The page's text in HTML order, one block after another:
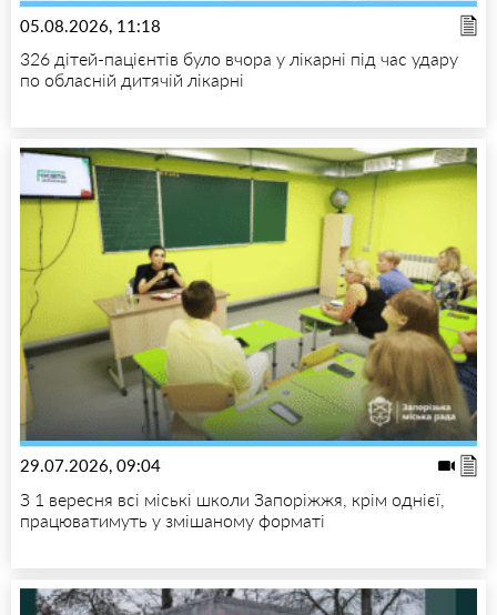
05.08.2026, 11:18
326 дітей-пацієнтів було вчора у лікарні під час удару
по обласній дитячій лікарні
29.07.2026, 09:04
З 1 вересня всі міські школи Запоріжжя, крім однієї,
працюватимуть у змішаному форматі